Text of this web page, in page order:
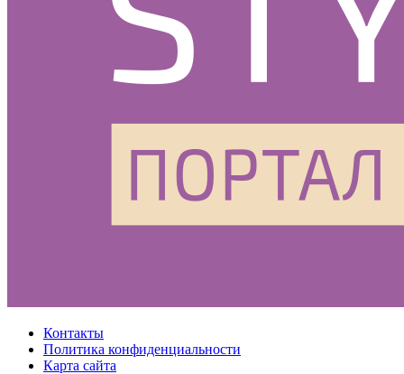
Контакты
Политика конфиденциальности
Карта сайта